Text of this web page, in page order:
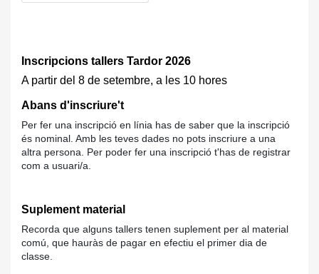
Inscripcions tallers Tardor 2026
A partir del 8 de setembre, a les 10 hores
Abans d'inscriure't
Per fer una inscripció en línia has de saber que la inscripció
és nominal. Amb les teves dades no pots inscriure a una
altra persona. Per poder fer una inscripció t'has de registrar
com a usuari/a.
Suplement material
Recorda que alguns tallers tenen suplement per al material
comú, que hauràs de pagar en efectiu el primer dia de
classe.